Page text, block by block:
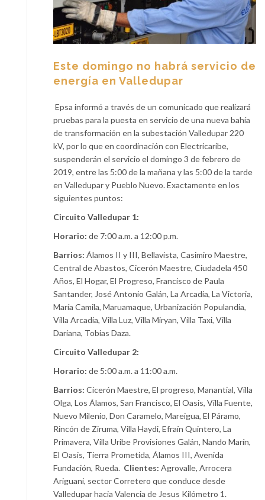
Este domingo no habrá servicio de
energía en Valledupar
Epsa informó a través de un comunicado que realizará
pruebas para la puesta en servicio de una nueva bahía
de transformación en la subestación Valledupar 220
kV, por lo que en coordinación con Electricaribe,
suspenderán el servicio el domingo 3 de febrero de
2019, entre las 5:00 de la mañana y las 5:00 de la tarde
en Valledupar y Pueblo Nuevo. Exactamente en los
siguientes puntos:
Circuito Valledupar 1:
Horario: de 7:00 a.m. a 12:00 p.m.
Barrios: Álamos II y III, Bellavista, Casimiro Maestre,
Central de Abastos, Cicerón Maestre, Ciudadela 450
Años, El Hogar, El Progreso, Francisco de Paula
Santander, José Antonio Galán, La Arcadia, La Victoria,
María Camila, Maruamaque, Urbanización Populandia,
Villa Arcadia, Villa Luz, Villa Miryan, Villa Taxi, Villa
Dariana, Tobias Daza.
Circuito Valledupar 2:
Horario: de 5:00 a.m. a 11:00 a.m.
Barrios: Cicerón Maestre, El progreso, Manantial, Villa
Olga, Los Álamos, San Francisco, El Oasis, Villa Fuente,
Nuevo Milenio, Don Caramelo, Mareigua, El Páramo,
Rincón de Ziruma, Villa Haydi, Efraín Quintero, La
Primavera, Villa Uribe Provisiones Galán, Nando Marín,
El Oasis, Tierra Prometida, Álamos III, Avenida
Fundación, Rueda. Clientes: Agrovalle, Arrocera
Ariguani, sector Corretero que conduce desde
Valledupar hacia Valencia de Jesus Kilómetro 1.